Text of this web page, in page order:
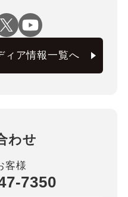
ィア情報一覧へ
わせ
客様
7350